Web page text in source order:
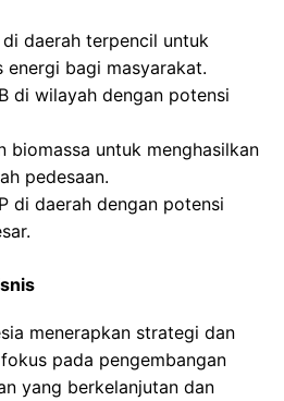
di daerah terpencil untuk
energi bagi masyarakat.
di wilayah dengan potensi
biomassa untuk menghasilkan
pedesaan.
di daerah dengan potensi
menerapkan strategi dan
pada pengembangan
yang berkelanjutan dan